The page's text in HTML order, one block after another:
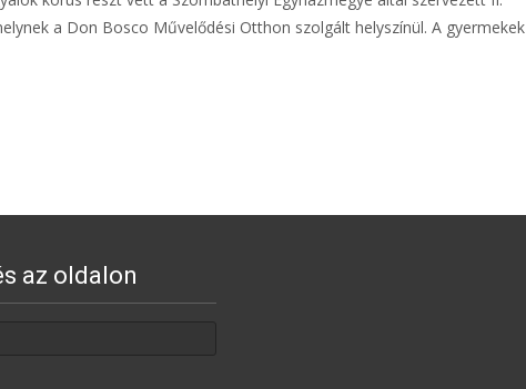
a Don Bosco Művelődési Otthon szolgált helyszínül. A gyermekek
az oldalon